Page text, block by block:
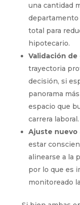
una cantidad
total para
hipotecario.
Validación
trayectoria
decisión, si
panorama
espacio que
carrera laboral.
Ajuste nuevo
estar
alinearse a la
por lo que es
monitoreado